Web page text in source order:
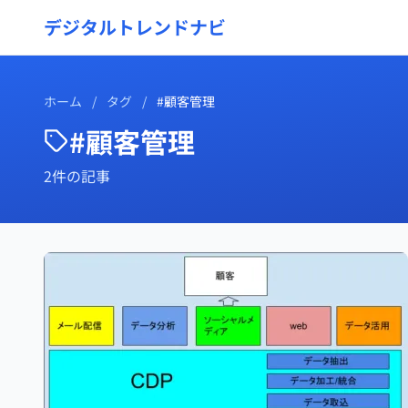
デジタルトレンドナビ
ホーム / タグ / #顧客管理
#顧客管理
2件の記事